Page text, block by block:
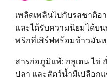
เพลิดเพลินไปกับรสชาติอ
และได้รับความนิยมได้บ
พริกที่เสิร์ฟพร้อมข้าวมัน
สารก่อภูมิแพ้: กลูเตน ไข่
ปลา และสัตว์น้ำมีเปลือก